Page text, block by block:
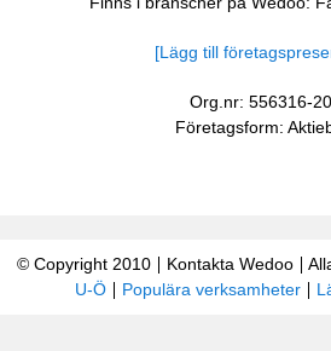
[Lägg till
Org.nr: 556316-
Företagsform:
© Copyright 2010 Kontakta Wedoo
U-Ö
Populära verksamheter